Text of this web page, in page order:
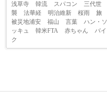
浅草寺 韓流 スパコン
三代世
襲
法華経 明治維新 桜雨
旅
被災地浦安
福山 言葉
ハン・ソ
ッキュ
韓米FTA 赤ちゃん
バイ
ク